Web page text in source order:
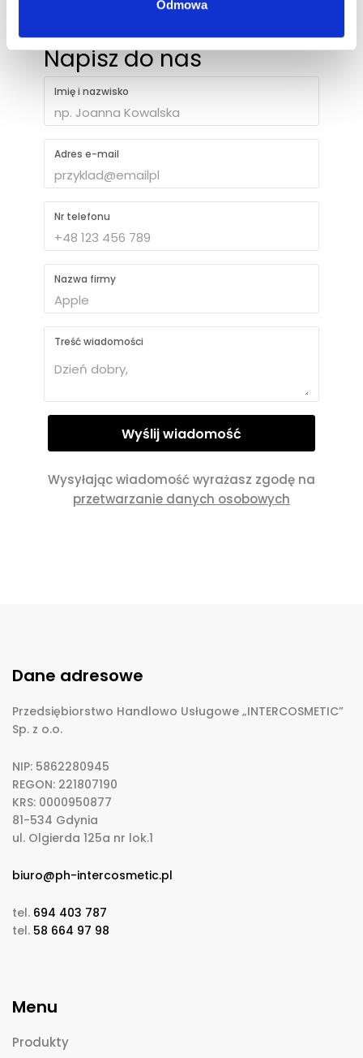
Odmowa
Napisz do nas
Imię i nazwisko
Adres e-mail
Nr telefonu
Nazwa firmy
Treść wiadomości
Wysyłając wiadomość wyrażasz zgodę na
przetwarzanie danych osobowych
Dane adresowe
Przedsiębiorstwo Handlowo Usługowe „INTERCOSMETIC”
Sp. z o.o.
NIP: 5862280945
REGON: 221807190
KRS: 0000950877
81-534 Gdynia
ul. Olgierda 125a nr lok.1
biuro@ph-intercosmetic.pl
tel. 694 403 787
tel. 58 664 97 98
Menu
Produkty